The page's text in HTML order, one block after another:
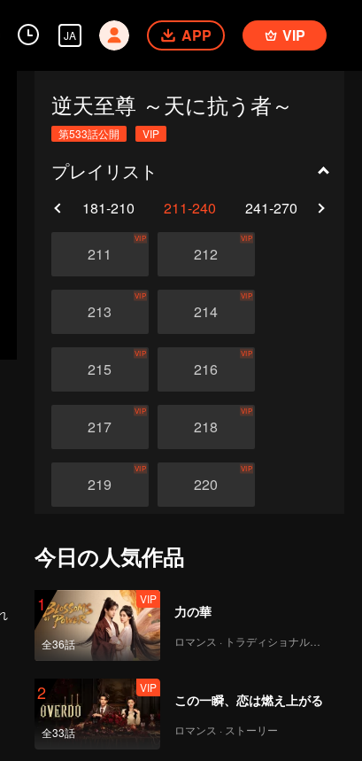
JA APP VIP
逆天至尊 ～天に抗う者～
第533話公開 VIP
プレイリスト
181-210 211-240 241-270
211
VIP
212
VIP
213
VIP
214
VIP
215
VIP
216
VIP
217
VIP
218
VIP
219
VIP
220
VIP
223
225
VIP VIP
227
VIP VIP
今日の人気作品
1
全36話
VIP
力の華
ロマンス · トラディショナル・コスチューム
2
全33話
VIP
この一瞬、恋は燃え上がる
ロマンス · ストーリー